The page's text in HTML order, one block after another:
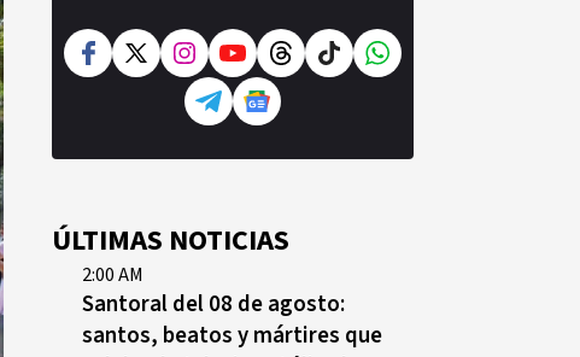
ÚLTIMAS NOTICIAS
2:00 AM
Santoral del 08 de agosto:
santos, beatos y mártires que